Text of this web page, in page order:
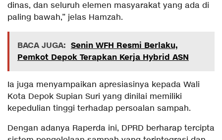
dinas, dan seluruh elemen masyarakat yang ada di
paling bawah,” jelas Hamzah.
BACA JUGA: Senin WFH Resmi Berlaku,
Pemkot Depok Terapkan Kerja Hybrid ASN
Ia juga menyampaikan apresiasinya kepada Wali
Kota Depok Supian Suri yang dinilai memiliki
kepedulian tinggi terhadap persoalan sampah.
Dengan adanya Raperda ini, DPRD berharap tercipta